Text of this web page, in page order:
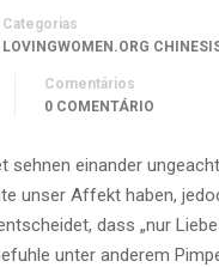
Categorias
LOVINGWOMEN.ORG
Comentários
0 COMENTÁRIO
sehnen einander
unser Affekt haben,
dass „nur
unter anderem